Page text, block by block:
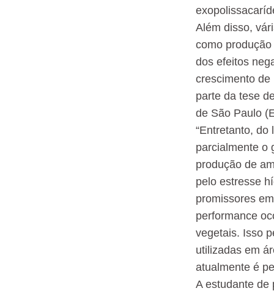
Além disso,
como
dos efeitos
crescimento
parte da tese
de São Paulo
“Entretanto,
parcialmente o
produção de
pelo estresse
promissores
performance
vegetais. Isso
utilizadas em
atualmente é
A estudante de